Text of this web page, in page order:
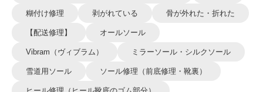
糊付け修理 剥がれている 骨が外れた・折れた
【配送修理】 オールソール
Vibram（ヴィブラム） ミラーソール・シルクソール
雪道用ソール ソール修理（前底修理・靴裏）